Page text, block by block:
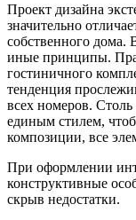
Проект дизайна
значительно
собственного дома.
иные принципы.
гостиничного
тенденция
всех номеров.
единым стилем,
композиции, все
При оформлении
конструктивные
скрыв недостатки.